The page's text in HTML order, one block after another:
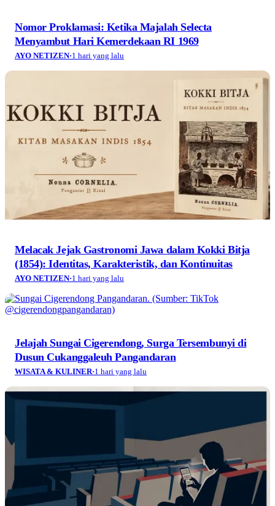
Nomor Proklamasi: Ketika Majalah Selecta
Menyambut Hari Kemerdekaan RI 1969
AYO NETIZEN·1 hari yang lalu
Melacak Jejak Gastronomi Jawa dalam Kokki Bitja
(1854): Identitas, Karakteristik, dan Kontinuitas
AYO NETIZEN·1 hari yang lalu
Jelajah Sungai Cigerendong, Surga Tersembunyi di
Dusun Cukanggaleuh Pangandaran
WISATA & KULINER·1 hari yang lalu